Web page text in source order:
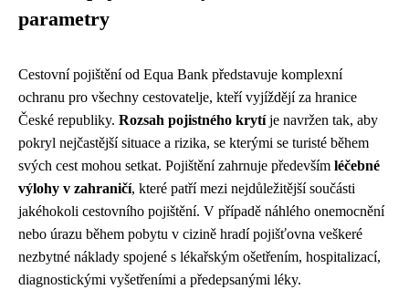
parametry
Cestovní pojištění od Equa Bank představuje komplexní
ochranu pro všechny cestovatelje, kteří vyjíždějí za hranice
České republiky. Rozsah pojistného krytíje navržen tak, aby
pokryl nejčastější situace a rizika, se kterými se turisté během
svých cest mohou setkat. Pojištění zahrnuje především léčebné
výlohy v zahraničí, které patří mezi nejdůležitější součásti
jakéhokoli cestovního pojištění. V případě náhlého onemocnění
nebo úrazu během pobytu v cizině hradí pojišťovna veškeré
nezbytné náklady spojené s lékařským ošetřením, hospitalizací,
diagnostickými vyšetřeními a předepsanými léky.